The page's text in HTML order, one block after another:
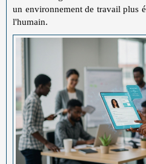
un environnement de travail plus
l'humain.